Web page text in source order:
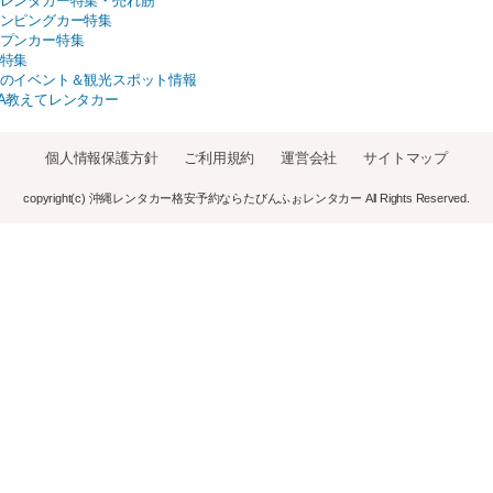
ピングカー特集
ンカー特集
集
イベント＆観光スポット情報
教えてレンタカー
個人情報保護方針 ご利用規約 運営会社 サイトマップ
copyright(c) 沖縄レンタカー格安予約ならたびんふぉレンタカー All Rights Reserved.